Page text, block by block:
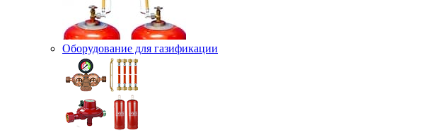
Оборудование для газификации